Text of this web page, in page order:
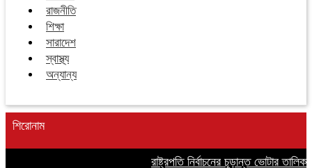
রাজনীতি
শিক্ষা
সারাদেশ
স্বাস্থ্য
অন্যান্য
শিরোনাম
রাষ্ট্রপতি নির্বাচনের চূড়ান্ত ভোটার তালিকা